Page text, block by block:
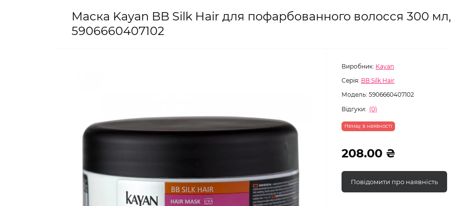
Маска Kayan BB Silk Hair для пофарбованного волосся 300 мл,
5906660407102
Виробник: Kayan
Серія: BB Silk Hair
Модель: 5906660407102
Відгуки: (0)
Немає в наявності
208.00 ₴
Повідомити про наявність